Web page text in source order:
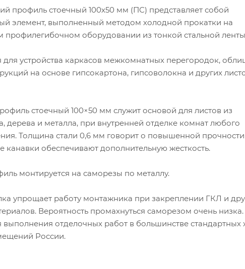
профиль стоечный 100х50 мм (ПС) представляет собой
элемент, выполненный методом холодной прокатки на
профилегибочном оборудовании из тонкой стальной
для устройства каркасов межкомнатных перегородок,
на основе гипсокартона, гипсоволокна и других
стоечный 100×50 мм служит основой для листов из
дерева и металла, при внутренней отделке комнат любого
Толщина стали 0,6 мм говорит о повышенной
канавки обеспечивают дополнительную жесткость.
монтируется на саморезы по металлу.
упрощает работу монтажника при закреплении ГКЛ и
Вероятность промахнуться саморезом очень
выполнения отделочных работ в большинстве стандартных
России.